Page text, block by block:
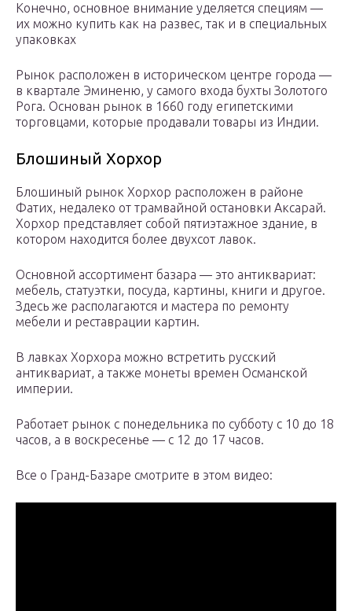
Конечно, основное внимание уделяется специям —
их можно купить как на развес, так и в специальных
упаковках
Рынок расположен в историческом центре города —
в квартале Эминеню, у самого входа бухты Золотого
Рога. Основан рынок в 1660 году египетскими
торговцами, которые продавали товары из Индии.
Блошиный Хорхор
Блошиный рынок Хорхор расположен в районе
Фатих, недалеко от трамвайной остановки Аксарай.
Хорхор представляет собой пятиэтажное здание, в
котором находится более двухсот лавок.
Основной ассортимент базара — это антиквариат:
мебель, статуэтки, посуда, картины, книги и другое.
Здесь же располагаются и мастера по ремонту
мебели и реставрации картин.
В лавках Хорхора можно встретить русский
антиквариат, а также монеты времен Османской
империи.
Работает рынок с понедельника по субботу с 10 до 18
часов, а в воскресенье — с 12 до 17 часов.
Все о Гранд-Базаре смотрите в этом видео: